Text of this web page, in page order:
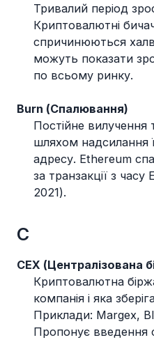
Тривалий період
Криптовалютні
спричинюються
можуть показати
по всьому ринку.
Burn (Спалювання)
Постійне вилучення
шляхом надсилання
адресу. Ethereum
за транзакції з часу
2021).
C
CEX (Централізована
Криптовалютна
компанія і яка
Приклади: Margex,
Пропонує введення